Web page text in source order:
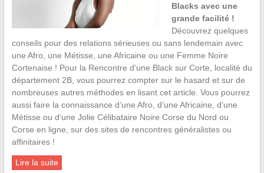
Blacks avec une
grande facilité !
Découvrez quelques
conseils pour des relations sérieuses ou sans lendemain avec
une Afro, une Métisse, une Africaine ou une Femme Noire
Cortenaise ! Pour la Rencontre d’une Black sur Corte, localité du
département 2B, vous pourrez compter sur le hasard et sur de
nombreuses autres méthodes en lisant cet article. Vous pourrez
aussi faire la connaissance d’une Afro, d’une Africaine, d’une
Métisse ou d’une Jolie Célibataire Noire Corse du Nord ou
Corse en ligne, sur des sites de rencontres généralistes ou
affinitaires !
Lire la suite